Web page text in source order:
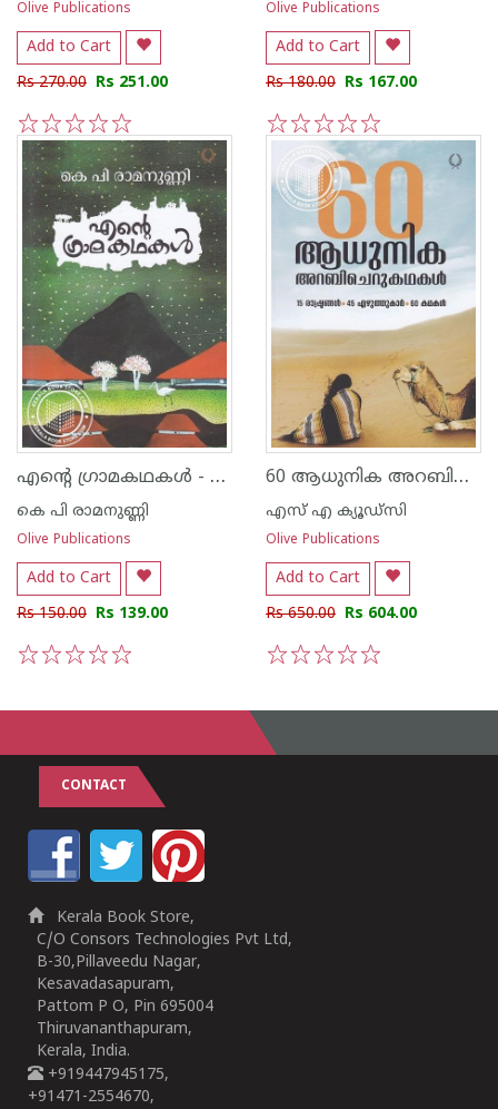
Olive Publications
Add to Cart
Rs 270.00 Rs 251.00
5
4
3
2
1
Olive Publications
Add to Cart
Rs 180.00 Rs 167.00
5
4
3
2
1
എന്റെ ഗ്രാമകഥകൾ - കെ പി രാമനുണ്ണി
കെ പി രാമനുണ്ണി
Olive Publications
Add to Cart
Rs 150.00 Rs 139.00
60 ആധുനിക അറബിചെറുകഥകള്‍ - 15 രാഷ്ട്രങ്ങള്‍ 45 എഴുത്തുകാര്‍ 60 കഥകള്‍
എസ് എ ക്യൂഡ്സി
Olive Publications
Add to Cart
Rs 650.00 Rs 604.00
CONTACT
Kerala Book Store,
C/O Consors Technologies Pvt Ltd,
B-30,Pillaveedu Nagar,
Kesavadasapuram,
Pattom P O, Pin 695004
Thiruvananthapuram,
Kerala, India.
+919447945175,
+91471-2554670,